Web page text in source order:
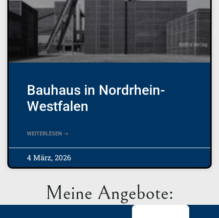
Bauhaus in Nordrhein-
Westfalen
WEITERLESEN ->
4 März, 2026
Meine Angebote: